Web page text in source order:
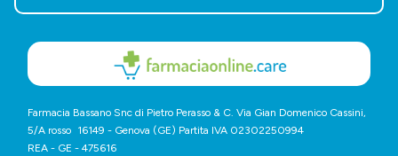
Farmacia Bassano Snc di Pietro Perasso & C. Via Gian Domenico Cassini,
5/A rosso 16149 - Genova (GE) Partita IVA 02302250994
REA - GE - 475616